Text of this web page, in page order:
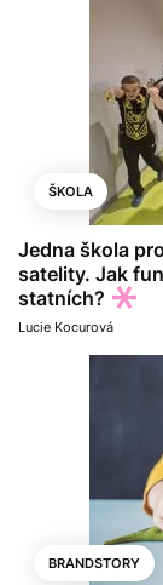
ŠKOLA
Jedna škola
satelity. Jak
statních?
Lucie Kocurová
BRANDSTORY